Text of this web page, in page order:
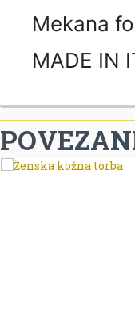
Mekana
MADE IN